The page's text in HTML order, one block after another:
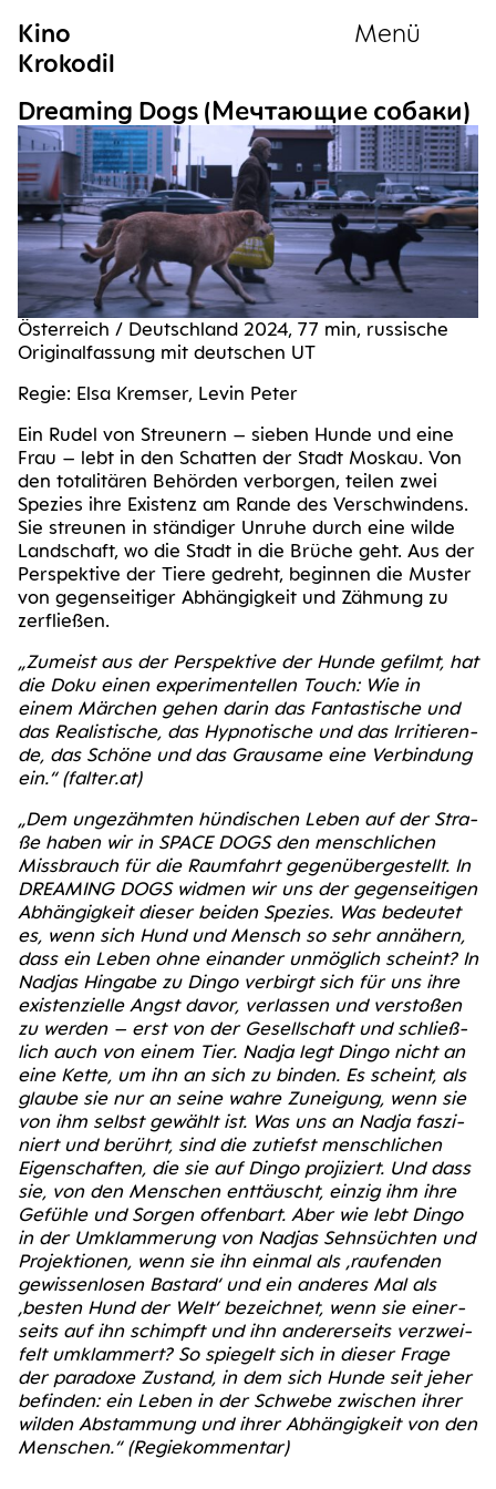
Kino
Krokodil
Menü
Drea­ming Dogs (Мечтающие собаки)
Öster­reich / Deutsch­land 2024, 77 min, rus­si­sche
Ori­gi­nal­fas­sung mit deut­schen UT
Regie: Elsa Krem­ser, Levin Peter
Ein Rudel von Streu­nern – sie­ben Hun­de und eine
Frau – lebt in den Schat­ten der Stadt Mos­kau. Von
den tota­li­tä­ren Behör­den ver­bor­gen, tei­len zwei
Spe­zi­es ihre Exis­tenz am Ran­de des Ver­schwin­dens.
Sie streu­nen in stän­di­ger Unru­he durch eine wil­de
Land­schaft, wo die Stadt in die Brü­che geht. Aus der
Per­spek­ti­ve der Tie­re gedreht, begin­nen die Mus­ter
von gegen­sei­ti­ger Abhän­gig­keit und Zäh­mung zu
zerfließen.
„Zumeist aus der Per­spek­ti­ve der Hun­de gefilmt, hat
die Doku einen expe­ri­men­tel­len Touch: Wie in
einem Mär­chen gehen dar­in das Fan­tas­ti­sche und
das Rea­lis­ti­sche, das Hyp­no­ti­sche und das Irri­tie­ren­
de, das Schö­ne und das Grau­sa­me eine Ver­bin­dung
ein.“ (fal​ter​.at)
„Dem unge­zähm­ten hün­di­schen Leben auf der Stra­
ße haben wir in SPACE DOGS den mensch­li­chen
Miss­brauch für die Raum­fahrt gegen­über­ge­stellt. In
DREA­MING DOGS wid­men wir uns der gegen­sei­ti­gen
Abhän­gig­keit die­ser bei­den Spe­zi­es. Was bedeu­tet
es, wenn sich Hund und Mensch so sehr annä­hern,
dass ein Leben ohne ein­an­der unmög­lich scheint? In
Nad­jas Hin­ga­be zu Din­go ver­birgt sich für uns ihre
exis­ten­zi­el­le Angst davor, ver­las­sen und ver­sto­ßen
zu wer­den – erst von der Gesell­schaft und schließ­
lich auch von einem Tier. Nad­ja legt Din­go nicht an
eine Ket­te, um ihn an sich zu bin­den. Es scheint, als
glau­be sie nur an sei­ne wah­re Zunei­gung, wenn sie
von ihm selbst gewählt ist. Was uns an Nad­ja fas­zi­
niert und berührt, sind die zutiefst mensch­li­chen
Eigen­schaf­ten, die sie auf Din­go pro­ji­ziert. Und dass
sie, von den Men­schen ent­täuscht, ein­zig ihm ihre
Gefüh­le und Sor­gen offen­bart. Aber wie lebt Din­go
in der Umklam­me­rung von Nad­jas Sehn­süch­ten und
Pro­jek­tio­nen, wenn sie ihn ein­mal als ‚rau­fen­den
gewis­sen­lo­sen Bas­tard‘ und ein ande­res Mal als
‚bes­ten Hund der Welt‘ bezeich­net, wenn sie einer­
seits auf ihn schimpft und ihn ande­rer­seits ver­zwei­
felt umklam­mert? So spie­gelt sich in die­ser Fra­ge
der para­do­xe Zustand, in dem sich Hun­de seit jeher
befin­den: ein Leben in der Schwe­be zwi­schen ihrer
wil­den Abstam­mung und ihrer Abhän­gig­keit von den
Men­schen.“ (Regie­kom­men­tar)